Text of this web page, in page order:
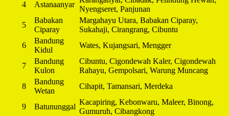
4
Astanaanyar
Nyengseret, Panjunan
5
Babakan
Ciparay
Margahayu Utara, Babakan Ciparay,
Sukahaji, Cirangrang, Cibuntu
6
Bandung
Kidul
Wates, Kujangsari, Mengger
7
Bandung
Kulon
Cibuntu, Cigondewah Kaler, Cigondewah
Rahayu, Gempolsari, Warung Muncang
8
Bandung
Wetan
Cihapit, Tamansari, Merdeka
9 Batununggal
Kacapiring, Kebonwaru, Maleer, Binong,
Gumuruh, Cibangkong